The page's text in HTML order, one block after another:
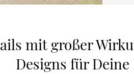
mit großer
Designs für